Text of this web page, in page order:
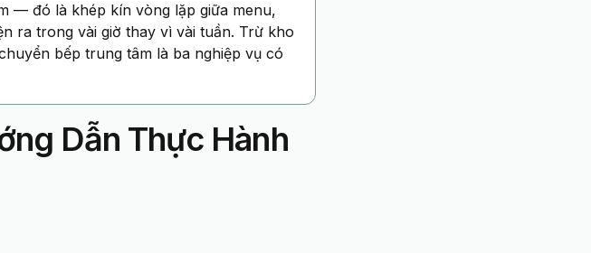
— đó là khép kín vòng lặp giữa menu,
ra trong vài giờ thay vì vài tuần. Trừ kho
bếp trung tâm là ba nghiệp vụ có
Dẫn Thực Hành